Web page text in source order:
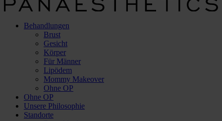
Behandlungen
Brust
Gesicht
Körper
Für Männer
Lipödem
Mommy Makeover
Ohne OP
Ohne OP
Unsere Philosophie
Standorte